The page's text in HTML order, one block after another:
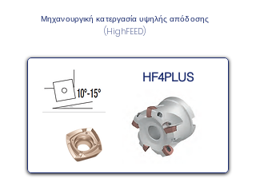
Μηχανουργική κατεργασία υψηλής απόδοσης
(HighFEED)
HF4PLUS